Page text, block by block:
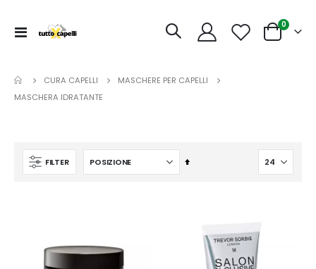
Toggle
Cart
0articoli
CURA CAPELLI
MASCHERE PER CAPELLI
MASCHERA IDRATANTE
FILTER
Imposta